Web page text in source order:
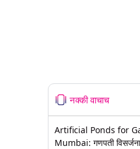
नक्की वाचाच
Artificial Ponds for
Mumbai: गणपती